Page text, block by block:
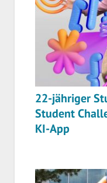
22-jähriger
Student
KI-App